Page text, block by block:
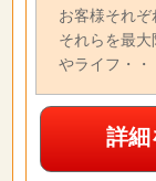
お客様それぞ
それらを最
やライフ・・
詳